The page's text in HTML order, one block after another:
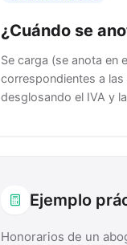
¿Cuándo se
Se carga (se anota en
correspondientes a
desglosando el IVA y
Ejemplo
Honorarios de un